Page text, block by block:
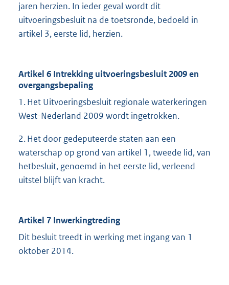
jaren herzien. In ieder geval wordt dit
uitvoeringsbesluit na de toetsronde, bedoeld in
artikel 3, eerste lid, herzien.
Artikel 6 Intrekking uitvoeringsbesluit 2009 en
overgangsbepaling
1. Het Uitvoeringsbesluit regionale waterkeringen
West-Nederland 2009 wordt ingetrokken.
2. Het door gedeputeerde staten aan een
waterschap op grond van artikel 1, tweede lid, van
hetbesluit, genoemd in het eerste lid, verleend
uitstel blijft van kracht.
Artikel 7 Inwerkingtreding
Dit besluit treedt in werking met ingang van 1
oktober 2014.